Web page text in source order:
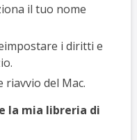
il tuo nome
i diritti e
del Mac.
la mia libreria di